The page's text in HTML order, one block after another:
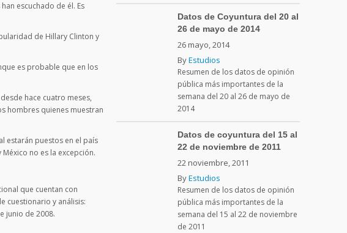
escuchado de él. Es
de Hillary Clinton y
es probable que en los
hace cuatro meses,
hombres quienes muestran
estarán puestos en el país
no es la excepción.
que cuentan con
cuestionario y análisis:
junio de 2008.
Datos de Coyuntura del 20 al
26 de mayo de 2014
26 mayo, 2014
ByEstudios
Resumen de los datos de opinión
pública más importantes de la
semana del 20 al 26 de mayo de
2014
Datos de coyuntura del 15 al
22 de noviembre de 2011
22 noviembre, 2011
ByEstudios
Resumen de los datos de opinión
pública más importantes de la
semana del 15 al 22 de noviembre
de 2011